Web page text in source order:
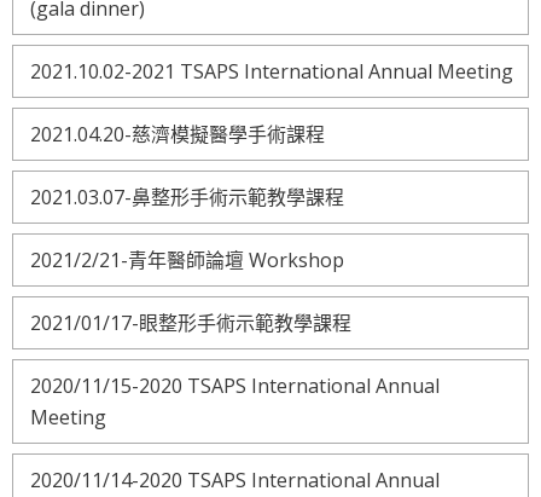
(gala dinner)
2021.10.02-2021 TSAPS International Annual Meeting
2021.04.20-慈濟模擬醫學手術課程
2021.03.07-鼻整形手術示範教學課程
2021/2/21-青年醫師論壇 Workshop
2021/01/17-眼整形手術示範教學課程
2020/11/15-2020 TSAPS International Annual
Meeting
2020/11/14-2020 TSAPS International Annual